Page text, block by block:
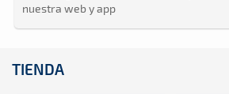
nuestra web y app
TIENDA